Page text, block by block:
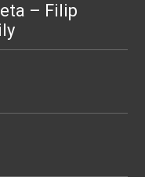
– Filip